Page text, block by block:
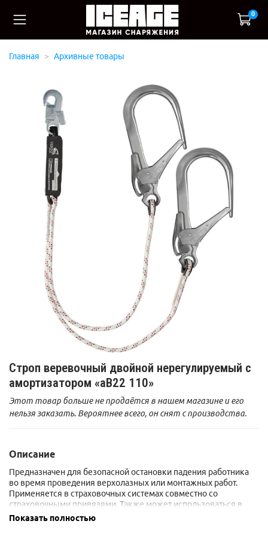
0
Главная Архивные товары
Строп веревочный двойной нерегулируемый с
амортизатором «аВ22 110»
Этот товар больше не продаётся в нашем магазине и его
нельзя заказать. Вероятнее всего, он снят с производства.
Описание
Предназначен для безопасной остановки падения работника
во время проведения верхолазных или монтажных работ.
Применяется в страховочных системах совместно со
страховочными привязями. Также может использоваться в
качестве удерживающего стропа и стропа для
Показать полностью